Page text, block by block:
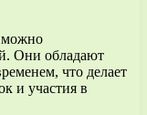
можно
Они обладают
что делает
и участия в